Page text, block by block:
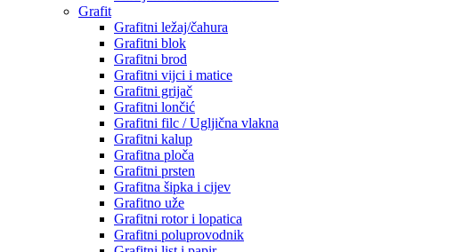
Grafit
Grafitni ležaj/čahura
Grafitni blok
Grafitni brod
Grafitni vijci i matice
Grafitni grijač
Grafitni lončić
Grafitni filc / Ugljična vlakna
Grafitni kalup
Grafitna ploča
Grafitni prsten
Grafitna šipka i cijev
Grafitno uže
Grafitni rotor i lopatica
Grafitni poluprovodnik